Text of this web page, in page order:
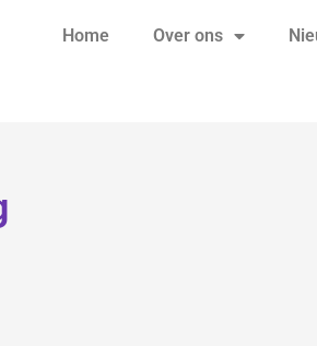
Home Over ons